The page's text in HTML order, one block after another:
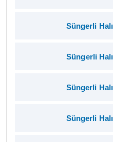
Süngerli
Süngerli
Süngerli
Süngerli